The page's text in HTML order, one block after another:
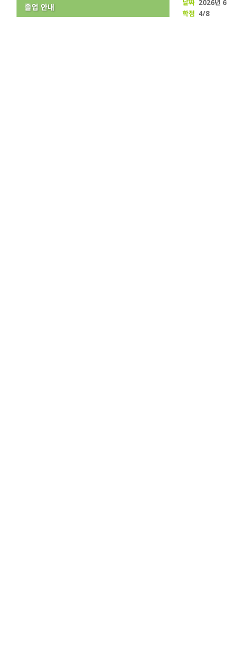
졸업 안내 날짜 2026년
학점 4/8